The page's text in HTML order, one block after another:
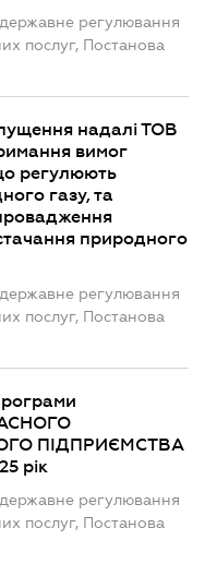
регулювання
послуг, Постанова
надалі ТОВ
вимог
регулюють
газу, та
природного
регулювання
послуг, Постанова
ПІДПРИЄМСТВА
рік
регулювання
послуг, Постанова